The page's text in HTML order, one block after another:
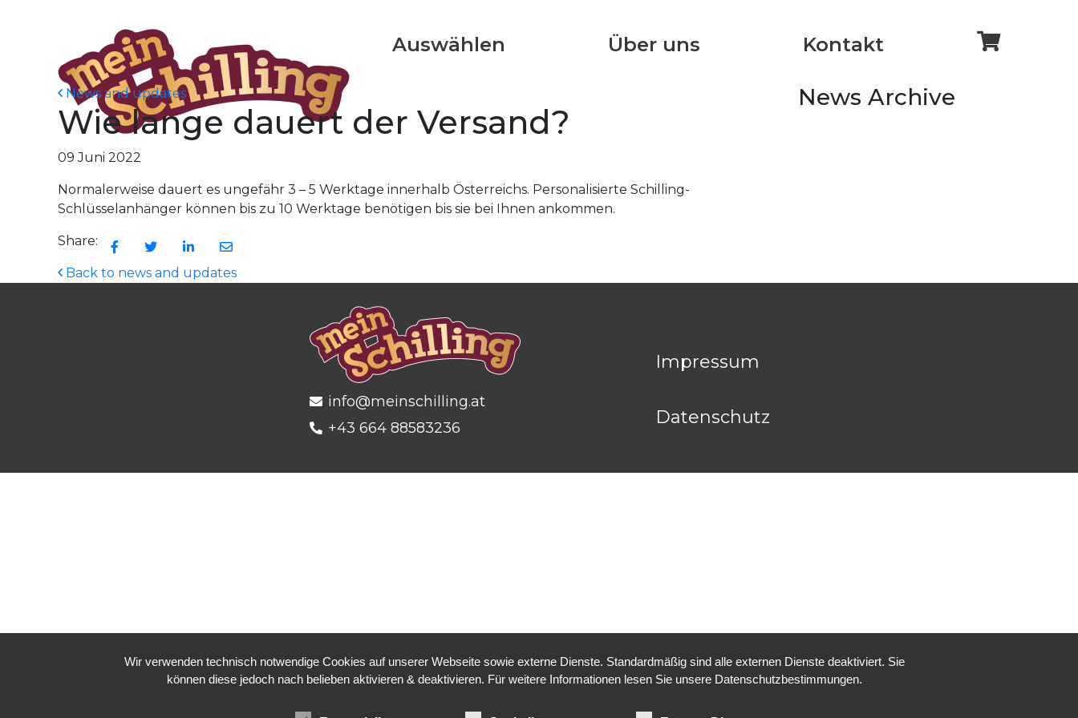
Auswählen Über uns Kontakt
News and updates
Wie lange dauert der Versand?
09 Juni 2022
Normalerweise dauert es ungefähr 3 – 5 Werktage innerhalb Österreichs. Personalisierte Schilling-
Schlüsselanhänger können bis zu 10 Werktage benötigen bis sie bei Ihnen ankommen.
Share:
Back to news and updates
News Archive
info@meinschilling.at
+43 664 88583236
Impressum
Datenschutz
Wir verwenden technisch notwendige Cookies auf unserer Webseite sowie externe Dienste. Standardmäßig sind alle externen Dienste deaktiviert. Sie
können diese jedoch nach belieben aktivieren & deaktivieren. Für weitere Informationen lesen Sie unsere Datenschutzbestimmungen.